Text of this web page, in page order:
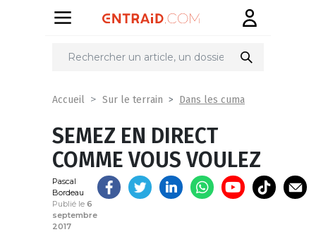
Partager
Accueil Sur le terrain Dans les cuma
SEMEZ EN DIRECT
COMME VOUS VOULEZ
Pascal
Bordeau
Publié le 6
septembre
2017